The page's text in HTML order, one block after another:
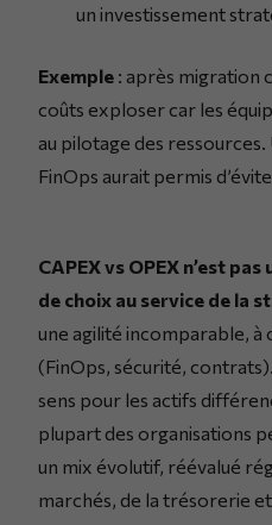
un investissement
Exemple : après migration
coûts exploser car les
au pilotage des
FinOps aurait permis
CAPEX vs OPEX n’est
de choix au service de la
une agilité incomparable, à
(FinOps, sécurité,
sens pour les actifs
plupart des organisations
un mix évolutif, réévalué
marchés, de la trésorerie